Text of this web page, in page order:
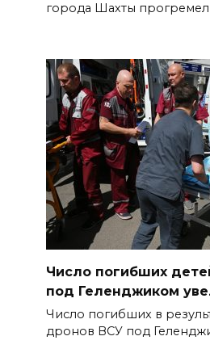
города Шахты
Число погибших
под Геленджиком
Число погибших в
дронов ВСУ под